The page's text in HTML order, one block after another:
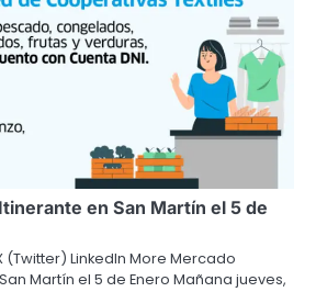
en San Martín el 5 de
(Twitter) LinkedIn More Mercado
Martín el 5 de Enero Mañana jueves,